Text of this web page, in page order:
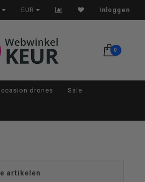
voor 22:00 besteld, morgen in huis*
EUR Inloggen
0
drones Sale
artikelen